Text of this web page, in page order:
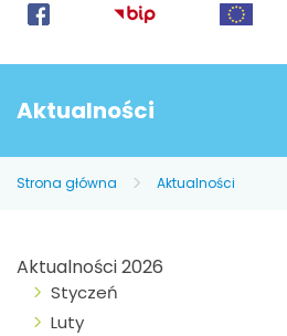
Aktualności
Strona główna Aktualności
Aktualności 2026
Styczeń
Luty